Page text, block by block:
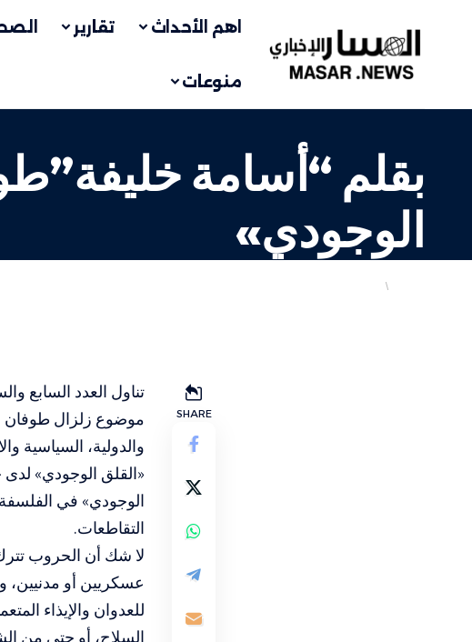
اهم الأحداث تقارير
منوعات
بقلم “أسامة
الوجودي»
مقالاتأهم الاخبار
SHARE
تناول العدد السابع
موضوع زلزال طوفان
والدولية، السياسية
«القلق الوجودي» لدى
الوجودي» في
التقاطعات.
لا شك أن الحروب
عسكريين أو مدنيين،
للعدوان والإيذاء
السلاح، أو حتى من